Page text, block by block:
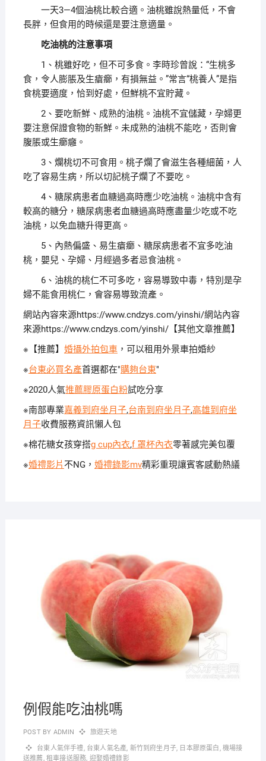
一天3—4個油桃比較合適。油桃雖說熱量低，不會
長胖，但食用的時候還是要注意適量。
吃油桃的注意事項
1、桃雖好吃，但不可多食。李時珍曾說：“生桃多
食，令人膨脹及生瘡癤，有損無益。”常言“桃養人”是指
食桃要適度，恰到好處，但鮮桃不宜貯藏。
2、要吃新鮮、成熟的油桃。油桃不宜儲藏，孕婦更
要注意保證食物的新鮮。未成熟的油桃不能吃，否則會
腹脹或生癤癰。
3、爛桃切不可食用。桃子爛了會滋生各種細菌，人
吃了容易生病，所以切記桃子爛了不要吃。
4、糖尿病患者血糖過高時應少吃油桃。油桃中含有
較高的糖分，糖尿病患者血糖過高時應盡量少吃或不吃
油桃，以免血糖升得更高。
5、內熱偏盛、易生瘡癤、糖尿病患者不宜多吃油
桃，嬰兒、孕婦、月經過多者忌食油桃。
6、油桃的桃仁不可多吃，容易導致中毒，特別是孕
婦不能食用桃仁，會容易導致流產。
網站內容來源https://www.cndzys.com/yinshi/網站內容
來源https://www.cndzys.com/yinshi/【其他文章推薦】
※【推薦】 婚攝外拍包車，可以租用外景車拍婚紗
※台東必買名產首選都在"購夠台東"
※2020人氣推薦膠原蛋白粉試吃分享
※南部專業嘉義到府坐月子,台南到府坐月子,高雄到府坐
月子收費服務資訊懶人包
※棉花糖女孩穿搭g cup內衣,f 罩杯內衣零著感完美包覆
※婚禮影片不NG， 婚禮錄影mv精彩重現讓賓客感動熱議
例假能吃油桃嗎
POST BY ADMIN 旅遊天地
台東人氣伴手禮, 台東人氣名產, 新竹到府坐月子, 日本膠原蛋白, 機場接
送推薦, 租車接送服務, 迎娶婚禮錄影